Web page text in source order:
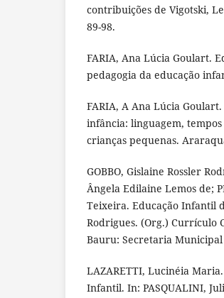
contribuições de Vigotski,
89-98.
FARIA, Ana Lúcia Goulart.
pedagogia da educação
FARIA, A Ana Lúcia
infância: linguagem,
crianças pequenas.
GOBBO, Gislaine Rossler
Ângela Edilaine Lemos de;
Teixeira. Educação Infantil
Rodrigues. (Org.) Currículo
Bauru: Secretaria Municipal
LAZARETTI, Lucinéia
Infantil. In: PASQUALINI,